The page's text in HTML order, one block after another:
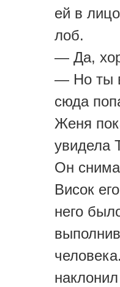
ей в
лоб.
— Да,
— Но ты
сюда
Женя
увидела
Он
Висок
него
наклонил